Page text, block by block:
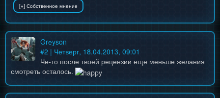
Grеyson
#2 | Четверг, 18.04.2013, 09:01
Че-то после твоей рецензии еще меньше желания
смотреть осталось.